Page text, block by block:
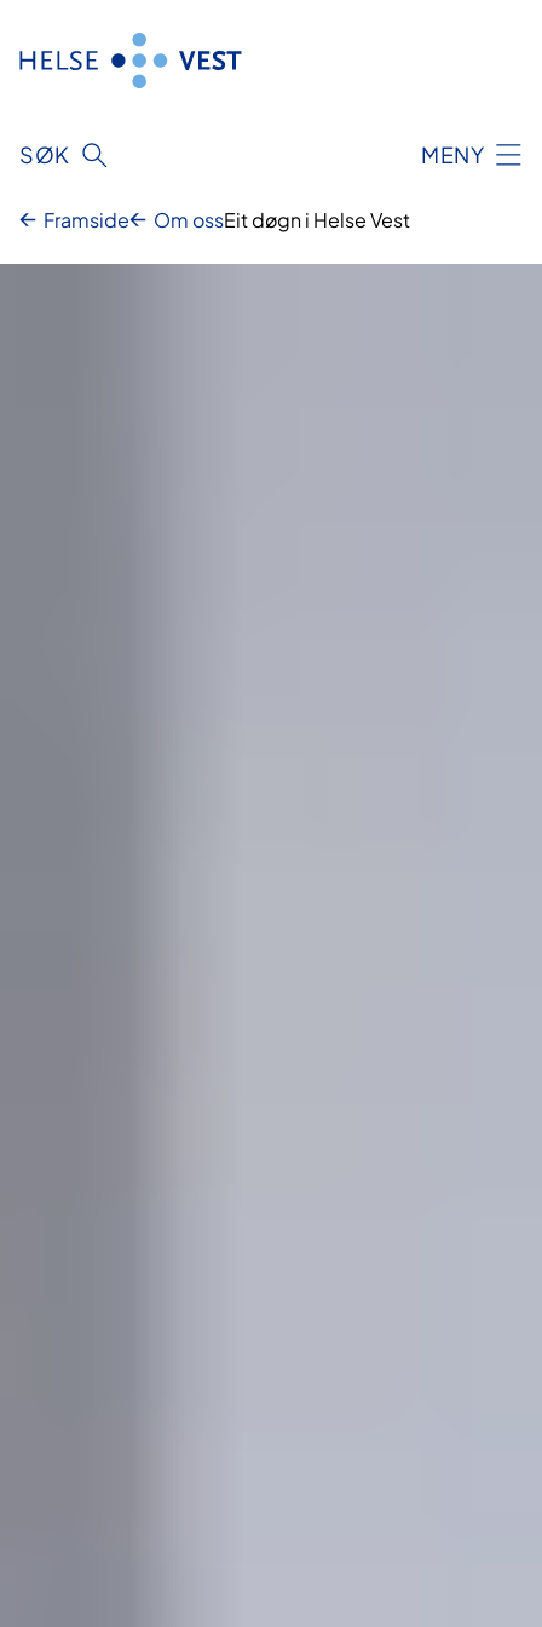
innhald
SØK MENY
Framside Om ossEit døgn i Helse Vest